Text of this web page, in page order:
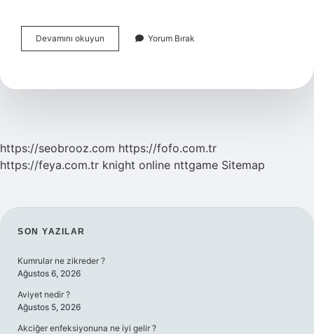
Devamını okuyun
Ayaklanmasını
Yorum Bırak
https://seobrooz.com https://fofo.com.tr
https://feya.com.tr knight online nttgame Sitemap
SIDEBAR
SON YAZILAR
Kumrular ne zikreder ?
Ağustos 6, 2026
Aviyet nedir ?
Ağustos 5, 2026
Akciğer enfeksiyonuna ne iyi gelir ?